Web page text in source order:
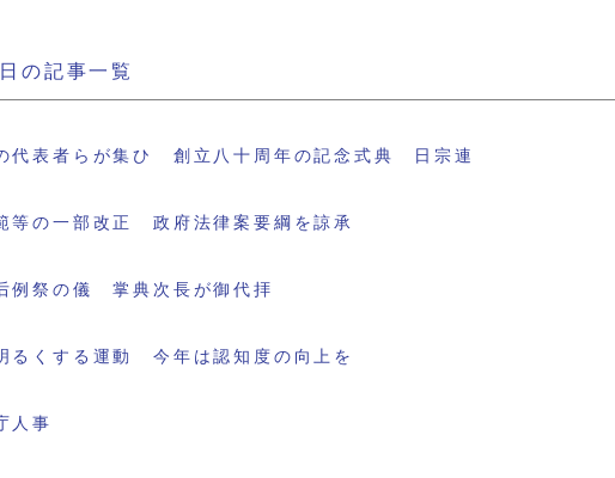
の記事一覧
代表者らが集ひ 創立八十周年の記念式典 日宗連
等の一部改正 政府法律案要綱を諒承
例祭の儀 掌典次長が御代拝
るくする運動 今年は認知度の向上を
人事